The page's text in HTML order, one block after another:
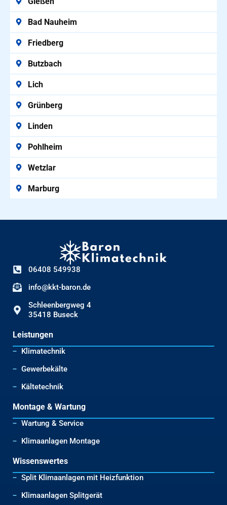
Bad Nauheim
Friedberg
Butzbach
Lich
Grünberg
Linden
Pohlheim
Wetzlar
Marburg
06408 549938
info@kkt-baron.de
Schleenbergweg 4
35418 Buseck
Leistungen
Klimatechnik
Gewerbekälte
Kältetechnik
Montage & Wartung
Wartung & Service
Klimaanlagen Montage
Wissenswertes
Split Klimaanlagen mit Heizfunktion
Klimaanlagen Splitgerät